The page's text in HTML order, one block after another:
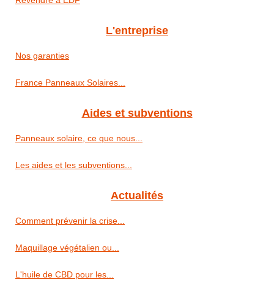
L'entreprise
Nos garanties
France Panneaux Solaires...
Aides et subventions
Panneaux solaire, ce que nous...
Les aides et les subventions...
Actualités
Comment prévenir la crise...
Maquillage végétalien ou...
L'huile de CBD pour les...